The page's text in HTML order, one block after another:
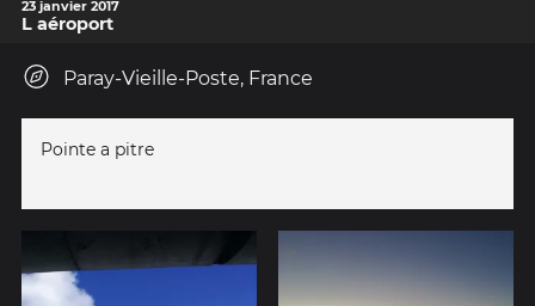
23 janvier 2017
L aéroport
Paray-Vieille-Poste, France
Pointe a pitre